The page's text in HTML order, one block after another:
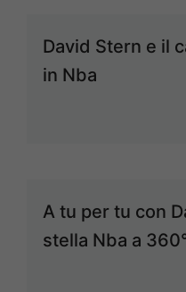
David Stern e il
in Nba
A tu per tu con
stella Nba a